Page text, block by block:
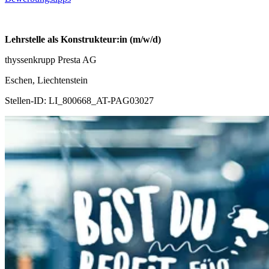
Lehrstelle als Konstrukteur:in (m/w/d)
thyssenkrupp Presta AG
Eschen, Liechtenstein
Stellen-ID: LI_800668_AT-PAG03027